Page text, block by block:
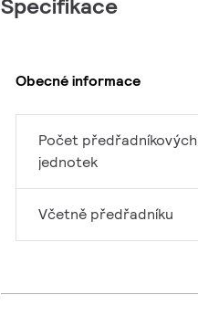
Specifikace
Obecné informace
Počet předřadníkových
jednotek
Včetně předřadníku